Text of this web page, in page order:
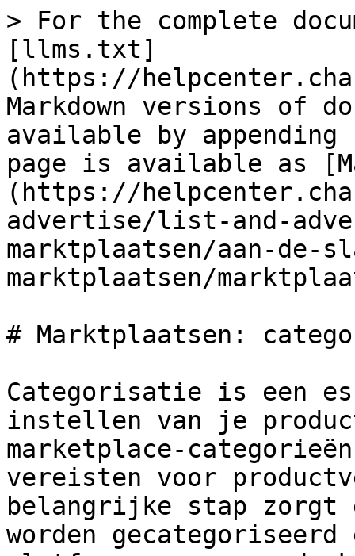
> For the complete
[llms.txt]
(https://
Markdown versions of
available by
page is available as
(https://
advertise/list-and-
marktplaatsen/aan-de-
marktplaatsen/
# Marktplaatsen:
Categorisatie is een
instellen van je
marketplace-
vereisten voor
belangrijke stap zorgt
worden